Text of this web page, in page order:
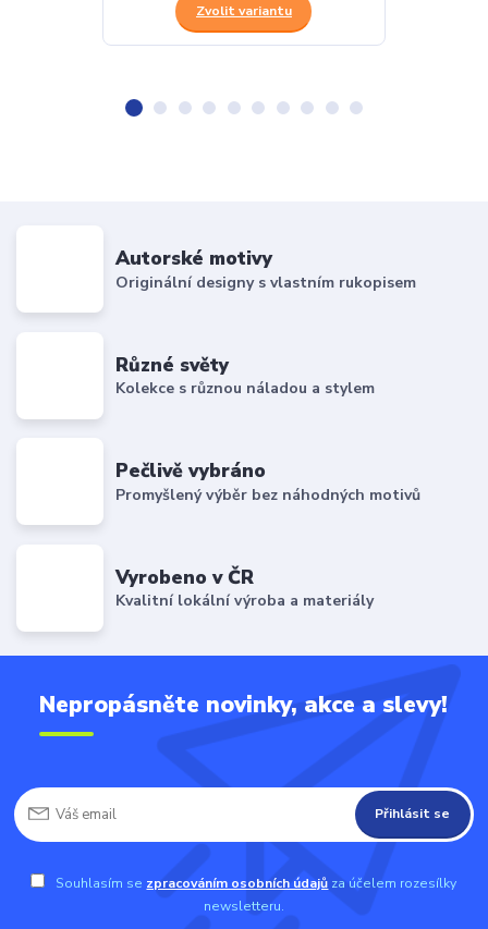
Zvolit variantu
Autorské motivy
Originální designy s vlastním rukopisem
Různé světy
Kolekce s různou náladou a stylem
Pečlivě vybráno
Promyšlený výběr bez náhodných motivů
Vyrobeno v ČR
Kvalitní lokální výroba a materiály
Nepropásněte novinky, akce a slevy!
Přihlásit se
Souhlasím se zpracováním osobních údajů za účelem rozesílky
newsletteru.